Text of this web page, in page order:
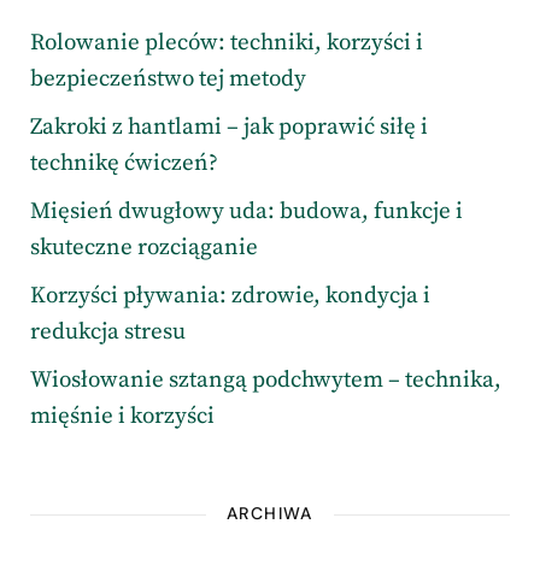
Rolowanie pleców: techniki, korzyści i
bezpieczeństwo tej metody
Zakroki z hantlami – jak poprawić siłę i
technikę ćwiczeń?
Mięsień dwugłowy uda: budowa, funkcje i
skuteczne rozciąganie
Korzyści pływania: zdrowie, kondycja i
redukcja stresu
Wiosłowanie sztangą podchwytem – technika,
mięśnie i korzyści
ARCHIWA